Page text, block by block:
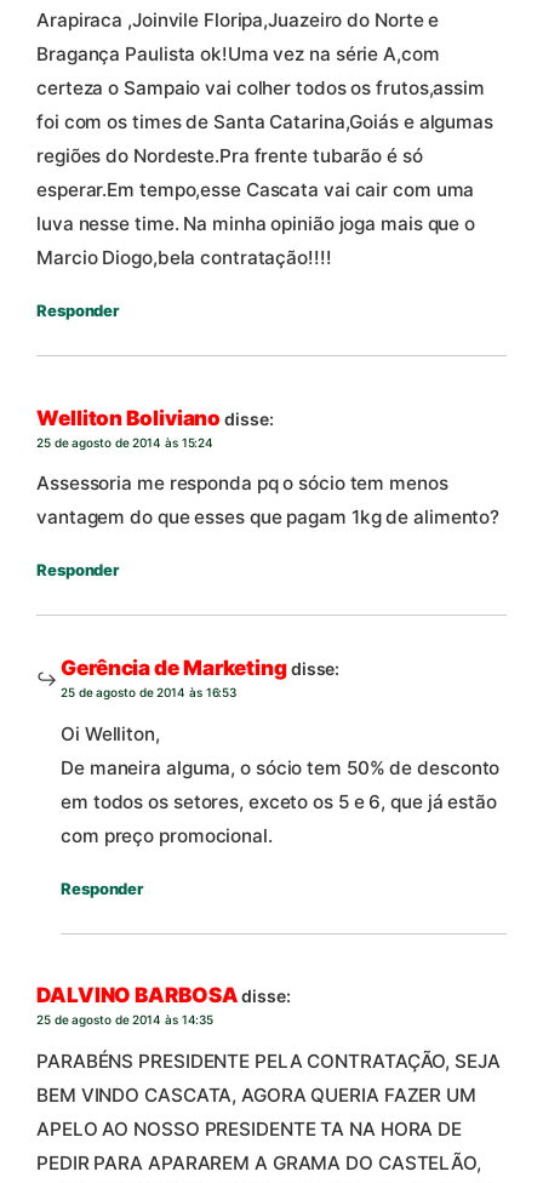
Arapiraca ,Joinvile Floripa,Juazeiro do Norte e
Bragança Paulista ok!Uma vez na série A,com
certeza o Sampaio vai colher todos os frutos,assim
foi com os times de Santa Catarina,Goiás e algumas
regiões do Nordeste.Pra frente tubarão é só
esperar.Em tempo,esse Cascata vai cair com uma
luva nesse time. Na minha opinião joga mais que o
Marcio Diogo,bela contratação!!!!
Responder
Welliton Boliviano disse:
25 de agosto de 2014 às 15:24
Assessoria me responda pq o sócio tem menos
vantagem do que esses que pagam 1kg de alimento?
Responder
Gerência de Marketingdisse:
25 de agosto de 2014 às 16:53
Oi Welliton,
De maneira alguma, o sócio tem 50% de desconto
em todos os setores, exceto os 5 e 6, que já estão
com preço promocional.
Responder
DALVINO BARBOSA disse:
25 de agosto de 2014 às 14:35
PARABÉNS PRESIDENTE PELA CONTRATAÇÃO, SEJA
BEM VINDO CASCATA, AGORA QUERIA FAZER UM
APELO AO NOSSO PRESIDENTE TA NA HORA DE
PEDIR PARA APARAREM A GRAMA DO CASTELÃO,